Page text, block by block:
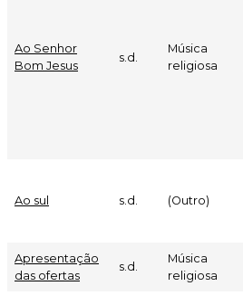
Ao Senhor
Bom Jesus
s.d.
Música
religiosa
Ao sul s.d. (Outro)
Apresentação
das ofertas
s.d.
Música
religiosa